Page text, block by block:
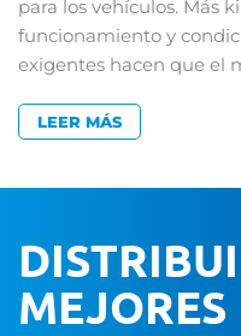
para los vehículos. Más
funcionamiento y
exigentes hacen que el
LEER MÁS